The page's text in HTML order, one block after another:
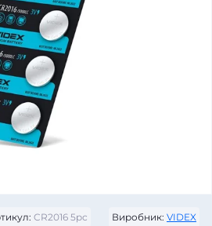
CR2016 5pc Виробник: VIDEX